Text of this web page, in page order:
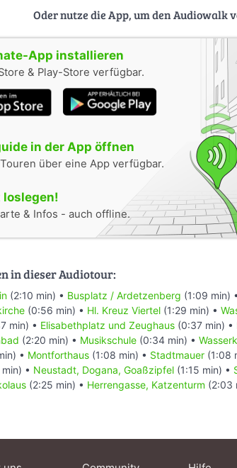
Oder nutze die App, um den Audiowalk
App installieren
& Play-Store verfügbar.
in der App öffnen
über eine App verfügbar.
loslegen!
& Infos - auch offline.
in dieser Audiotour:
(2:10 min) • Busplatz / Ardetzenberg (1:09 min) •
(0:56 min) • Hl. Kreuz Viertel (1:29 min) •
min) • Elisabethplatz und Zeughaus (0:37 min) •
(2:20 min) • Musikschule (0:34 min) •
• Montforthaus (1:08 min) • Stadtmauer (1:08
• Neustadt, Dogana, Goaßzipfel (1:15 min) •
(2:25 min) • Herrengasse, Katzenturm (2:03